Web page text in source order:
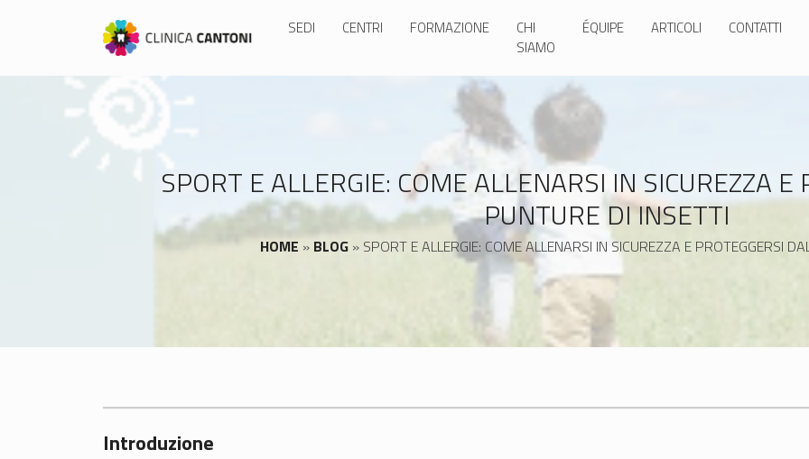
SEDI CENTRI FORMAZIONE
CHI
SIAMO
ÉQUIPE ARTICOLI CONTATTI
SPORT E ALLERGIE: COME ALLENARSI IN SICUREZZA E
PUNTURE DI INSETTI
HOME » BLOG» SPORT E ALLERGIE: COME ALLENARSI IN SICUREZZA E PROTEGGERSI
Introduzione